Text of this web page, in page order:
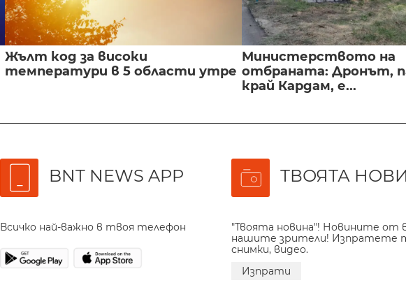
Жълт код за високи
температури в 5 области утре
Министерството на
отбраната: Дронът,
край Кардам, е...
BNT NEWS APP
Всичко най-важно в твоя телефон
ТВОЯТА
"Твоята новина"! Новините от
нашите зрители! Изпратете
снимки, видео.
Изпрати